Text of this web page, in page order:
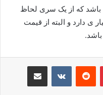
باشد که از یک سری لحاظ
ی دارد و البته از قیمت
پینترست‫رددیت ‫VKontakteاشتراک گذاری از طریق ایمیل